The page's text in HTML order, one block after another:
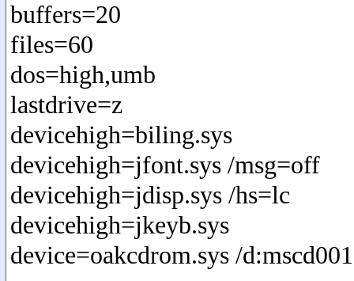
buffers=20
files=60
dos=high,umb
lastdrive=z
devicehigh=biling.sys
devicehigh=jfont.sys /msg=off
devicehigh=jdisp.sys /hs=lc
devicehigh=jkeyb.sys
device=oakcdrom.sys /d:mscd001